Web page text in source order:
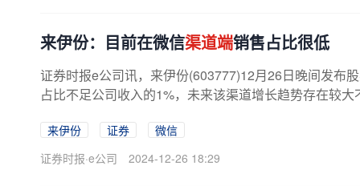
来伊份：目前在微信渠道端销售占比很低
证券时报e公司讯，来伊份(603777)12月26日晚间发布
占比不足公司收入的1%，未来该渠道增长趋势存在较大
来伊份 证券
微信
证券时报·e公司
2024-12-26 18:29